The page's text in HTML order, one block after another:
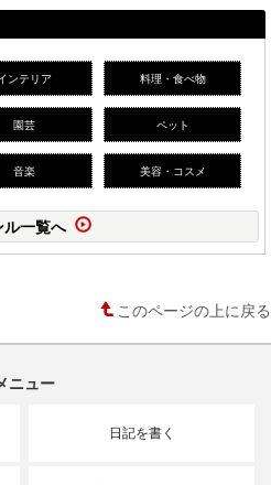
ンテリア 料理・食べ物
園芸 ペット
音楽 美容・コスメ
ル一覧へ
このページの上に戻る
ニュー
日記を書く